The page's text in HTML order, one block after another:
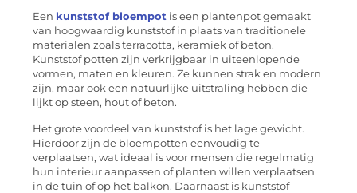
Een kunststof bloempot is een plantenpot gemaakt
van hoogwaardig kunststof in plaats van traditionele
materialen zoals terracotta, keramiek of beton.
Kunststof potten zijn verkrijgbaar in uiteenlopende
vormen, maten en kleuren. Ze kunnen strak en modern
zijn, maar ook een natuurlijke uitstraling hebben die
lijkt op steen, hout of beton.
Het grote voordeel van kunststof is het lage gewicht.
Hierdoor zijn de bloempotten eenvoudig te
verplaatsen, wat ideaal is voor mensen die regelmatig
hun interieur aanpassen of planten willen verplaatsen
in de tuin of op het balkon. Daarnaast is kunststof